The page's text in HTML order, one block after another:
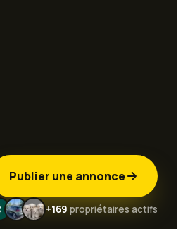
Publier une annonce
+169 propriétaires actifs